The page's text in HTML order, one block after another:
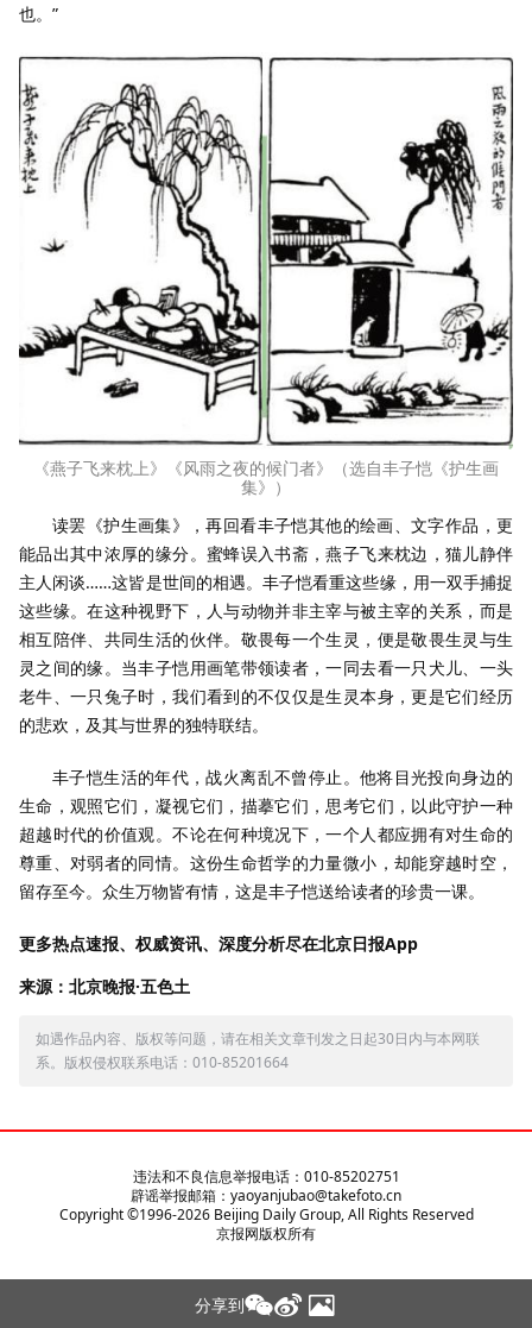
也。”
《燕子飞来枕上》《风雨之夜的候门者》（选自丰子恺《护生画
集》）
读罢《护生画集》，再回看丰子恺其他的绘画、文字作品，更
能品出其中浓厚的缘分。蜜蜂误入书斋，燕子飞来枕边，猫儿静伴
主人闲谈……这皆是世间的相遇。丰子恺看重这些缘，用一双手捕捉
这些缘。在这种视野下，人与动物并非主宰与被主宰的关系，而是
相互陪伴、共同生活的伙伴。敬畏每一个生灵，便是敬畏生灵与生
灵之间的缘。当丰子恺用画笔带领读者，一同去看一只犬儿、一头
老牛、一只兔子时，我们看到的不仅仅是生灵本身，更是它们经历
的悲欢，及其与世界的独特联结。
丰子恺生活的年代，战火离乱不曾停止。他将目光投向身边的
生命，观照它们，凝视它们，描摹它们，思考它们，以此守护一种
超越时代的价值观。不论在何种境况下，一个人都应拥有对生命的
尊重、对弱者的同情。这份生命哲学的力量微小，却能穿越时空，
留存至今。众生万物皆有情，这是丰子恺送给读者的珍贵一课。
更多热点速报、权威资讯、深度分析尽在北京日报App
来源：北京晚报·五色土
如遇作品内容、版权等问题，请在相关文章刊发之日起30日内与本网联
系。版权侵权联系电话：010-85201664
分享到
违法和不良信息举报电话：010-85202751
辟谣举报邮箱：yaoyanjubao@takefoto.cn
Copyright ©1996-2026Beijing Daily Group, All Rights Reserved
京报网版权所有